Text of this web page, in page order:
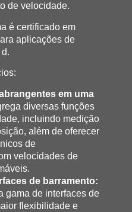
de velocidade.
é certificado em
aplicações de
em uma
diversas funções
incluindo medição
além de oferecer
de
velocidades de
de barramento:
gama de interfaces de
flexibilidade e